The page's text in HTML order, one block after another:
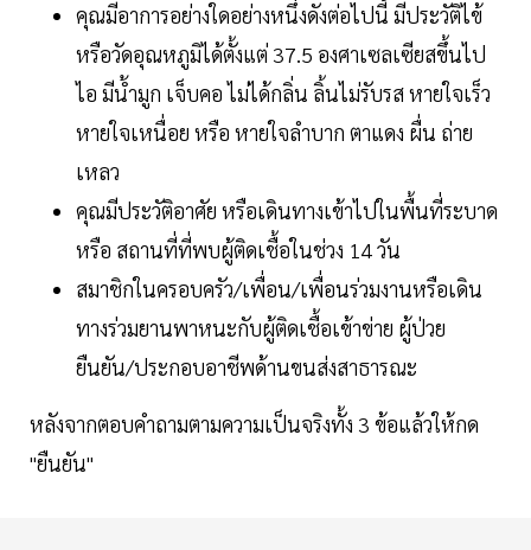
คุณมีอาการอย่างใดอย่างหนึ่งดังต่อไปนี้ มีประวัติไข้
หรือวัดอุณหภูมิได้ตั้งแต่ 37.5 องศาเซลเซียสขึ้นไป
ไอ มีน้ำมูก เจ็บคอ ไม่ได้กลิ่น ลิ้นไม่รับรส หายใจเร็ว
หายใจเหนื่อย หรือ หายใจลำบาก ตาแดง ผื่น ถ่าย
เหลว
คุณมีประวัติอาศัย หรือเดินทางเข้าไปในพื้นที่ระบาด
หรือ สถานที่ที่พบผู้ติดเชื้อในช่วง 14 วัน
สมาชิกในครอบครัว/เพื่อน/เพื่อนร่วมงานหรือเดิน
ทางร่วมยานพาหนะกับผู้ติดเชื้อเข้าข่าย ผู้ป่วย
ยืนยัน/ประกอบอาชีพด้านขนส่งสาธารณะ
หลังจากตอบคำถามตามความเป็นจริงทั้ง 3 ข้อแล้วให้กด
"ยืนยัน"